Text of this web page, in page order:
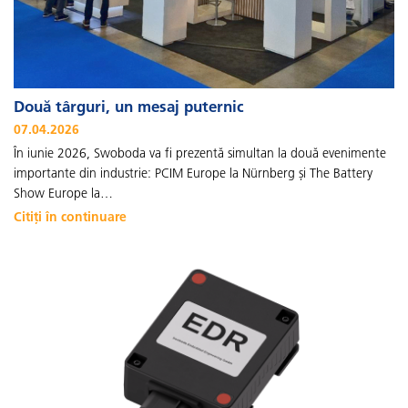
Două târguri, un mesaj puternic
07.04.2026
În iunie 2026, Swoboda va fi prezentă simultan la două evenimente
importante din industrie: PCIM Europe la Nürnberg și The Battery
Show Europe la…
Citiți în continuare